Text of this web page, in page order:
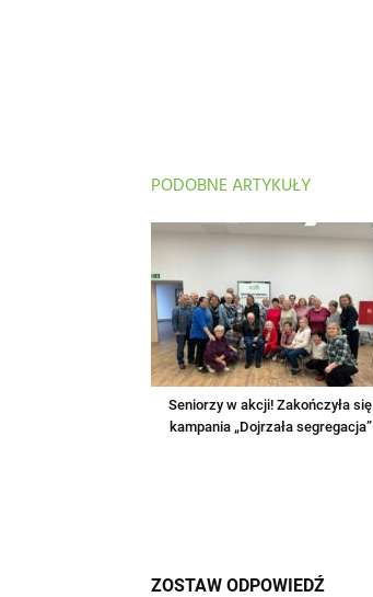
PODOBNE ARTYKUŁY
Seniorzy w akcji! Zakończyła się
kampania „Dojrzała segregacja”
ZOSTAW ODPOWIEDŹ